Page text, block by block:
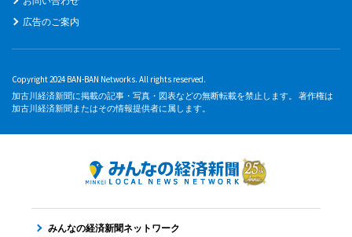
広告のご案内
Copyright 2024 BAN-BAN Networks. All rights reserved.
加古川経済新聞に掲載の記事・写真・図表などの無断転載を禁止します。 著作権は
加古川経済新聞またはその情報提供者に属します。
みんなの経済新聞ネットワーク